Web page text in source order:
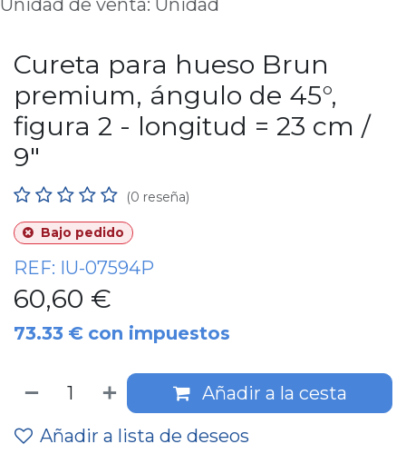
Unidad de venta: Unidad
Cureta para hueso Brun
premium, ángulo de 45°,
figura 2 - longitud = 23 cm /
9"
(0 reseña)
Bajo pedido
REF: IU-07594P
60,60 €
73.33 € con impuestos
Añadir a la cesta
Añadir a lista de deseos